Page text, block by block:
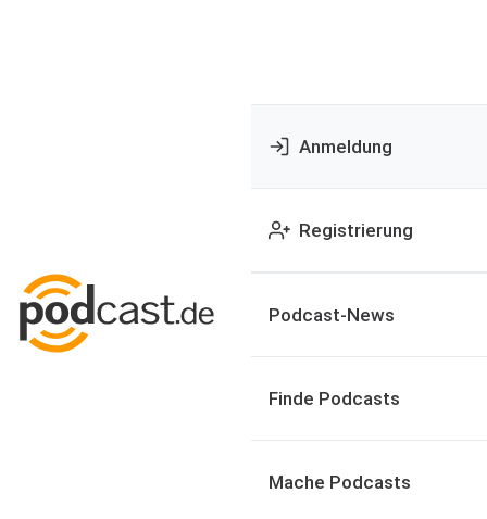
Anmeldung
Registrierung
Podcast-News
Finde Podcasts
Mache Podcasts